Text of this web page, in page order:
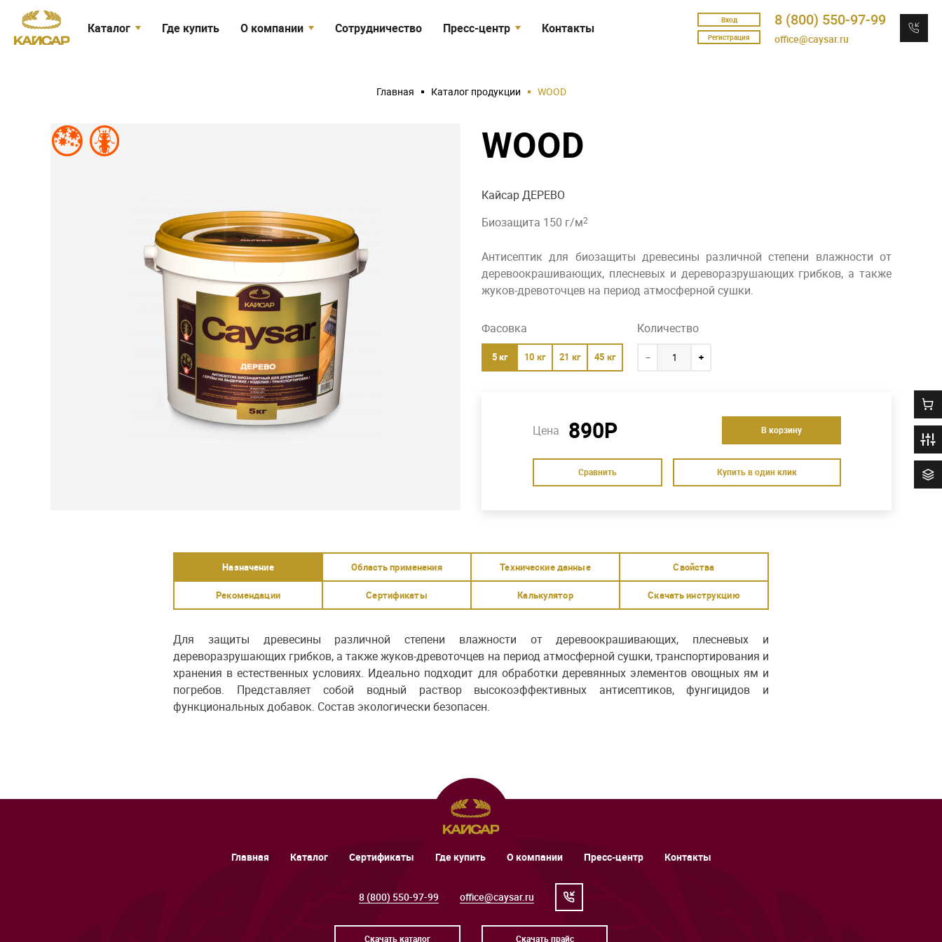
Каталог
Огнебиозащита для тканей
Антисептик для рук
Товары со скидкой
Где купить О компании Сотрудничество Пресс-центр Контакты
Вход
Регистрация
8 (800) 550-97-99
office@caysar.ru
Главная Каталог продукции WOOD
WOOD
Кайсар ДЕРЕВО
Биозащита 150 г/м2
Антисептик для биозащиты древесины различной степени влажности от
деревоокрашивающих, плесневых и дереворазрушающих грибков, а также
жуков-древоточцев на период атмосферной сушки.
Фасовка Количество
− +
Цена 890P В корзину
Сравнить Купить в один клик
Назначение Область применения Технические данные Свойства
Рекомендации Сертификаты Калькулятор Скачать инструкцию
Для защиты древесины различной степени влажности от деревоокрашивающих, плесневых и
дереворазрушающих грибков, а также жуков-древоточцев на период атмосферной сушки, транспортирования и
хранения в естественных условиях. Идеально подходит для обработки деревянных элементов овощных ям и
погребов. Представляет собой водный раствор высокоэффективных антисептиков, фунгицидов и
функциональных добавок. Состав экологически безопасен.
Главная Каталог Сертификаты Где купить О компании Пресс-центр Контакты
8 (800) 550-97-99 office@caysar.ru
Скачать каталог Скачать прайс